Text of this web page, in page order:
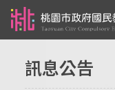
訊息公告